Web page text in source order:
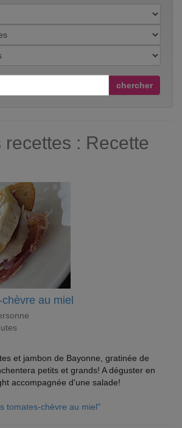
chercher
recettes : Recette
au miel
et jambon de Bayonne, gratinée de
petits et grands! A déguster en
accompagnée d'une salade!
tomates-chèvre au miel"